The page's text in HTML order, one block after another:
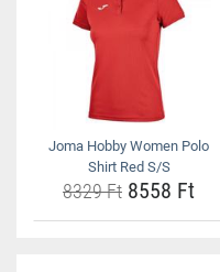
Joma Hobby Women Polo
Shirt Red S/S
8329 Ft 8558 Ft